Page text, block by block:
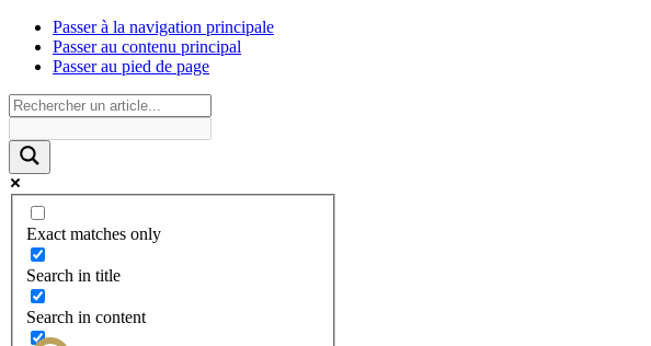
Passer à la navigation principale
Passer au contenu principal
Passer au pied de page
Exact matches only
Search in title
Search in content